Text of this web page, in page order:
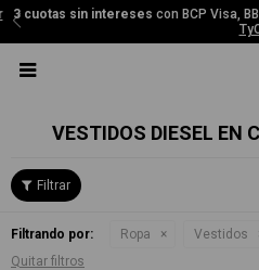
3 cuotas sin interesescon BCP Visa,
TyC

VESTIDOS DIESEL EN
Filtrando por: Ropa Vestidos
Quitar filtros